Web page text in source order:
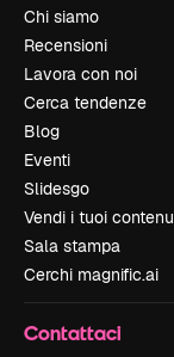
Chi siamo
Recensioni
Lavora con noi
Cerca tendenze
Blog
Eventi
Slidesgo
Vendi i tuoi
Sala stampa
Cerchi magnific.ai
Contattaci